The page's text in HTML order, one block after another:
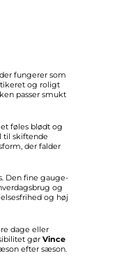
fungerer som
og roligt
passer smukt
føles blødt og
til skiftende
der falder
Den fine gauge-
og
og høj
dage eller
gør Vince
efter sæson.